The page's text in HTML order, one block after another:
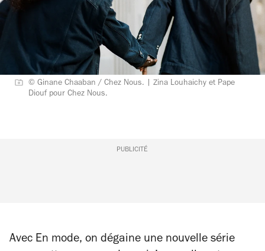
© Ginane Chaaban / Chez Nous. | Zina Louhaichy et Pape
Diouf pour Chez Nous.
PUBLICITÉ
Avec En mode, on dégaine une nouvelle série